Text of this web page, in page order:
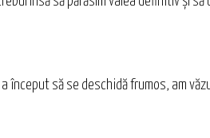
să se deschidă frumos, am